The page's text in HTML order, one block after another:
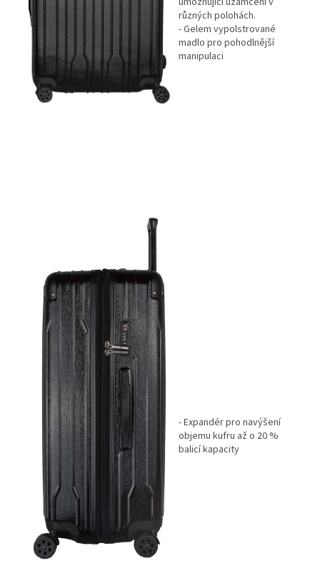
různých polohách.
- Gelem vypolstrované
madlo pro pohodlnější
manipulaci
- Expandér pro navýšení
objemu kufru až o 20 %
balicí kapacity